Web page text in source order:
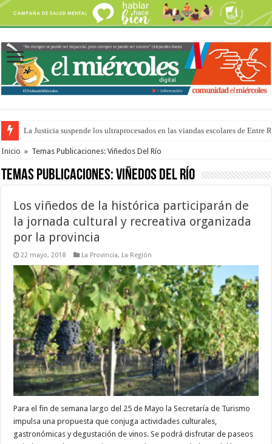
La Justicia suspende los ultraprocesados en las viandas escolares de Entre
Se presentará la obra “La Runfla de los Macanos”
Inicio » Temas Publicaciones: Viñedos Del Río
Temas Publicaciones:Viñedos Del Río
Los viñedos de la histórica participarán de
la jornada cultural y recreativa organizada
por la provincia
22 mayo, 2018 La Provincia, La Región
Para el fin de semana largo del 25 de Mayo la Secretaría de Turismo
impulsa una propuesta que conjuga actividades culturales,
gastronómicas y degustación de vinos. Se podrá disfrutar de paseos